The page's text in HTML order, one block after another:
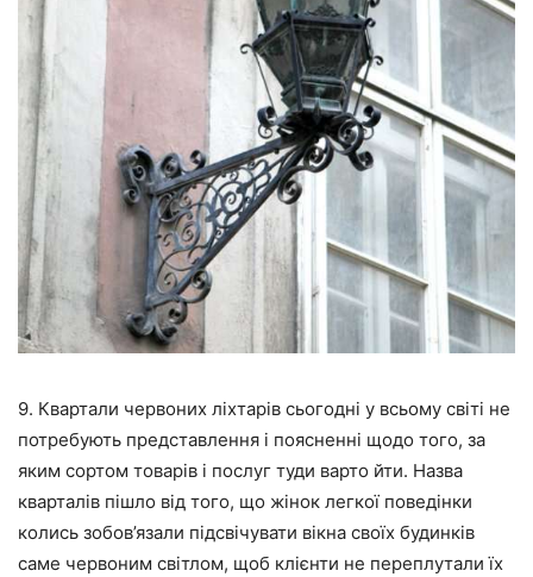
9. Квартали червоних ліхтарів сьогодні у всьому світі не
потребують представлення і поясненні щодо того, за
яким сортом товарів і послуг туди варто йти. Назва
кварталів пішло від того, що жінок легкої поведінки
колись зобов’язали підсвічувати вікна своїх будинків
саме червоним світлом, щоб клієнти не переплутали їх